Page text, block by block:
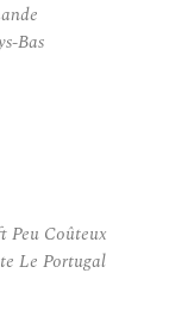
Bas
Peu Coûteux
Le Portugal